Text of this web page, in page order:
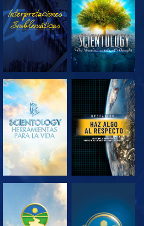
VE
EXPLORA LAS
SERIES
EXPLORA LAS
SERIES
VE
VE VE